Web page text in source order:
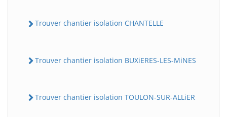
Trouver chantier isolation CHANTELLE
Trouver chantier isolation BUXiERES-LES-MiNES
Trouver chantier isolation TOULON-SUR-ALLiER